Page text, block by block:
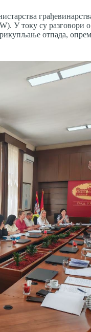
У току су разговори
прикупљање отпада,